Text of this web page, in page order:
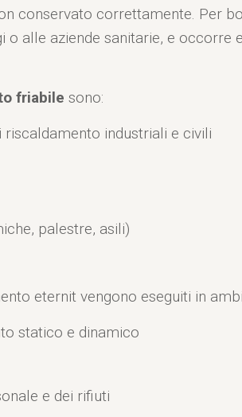
conservato correttamente. Per
alle aziende sanitarie, e occorre
friabile sono:
industriali e civili
palestre, asili)
eternit vengono eseguiti in
statico e dinamico
e dei rifiuti